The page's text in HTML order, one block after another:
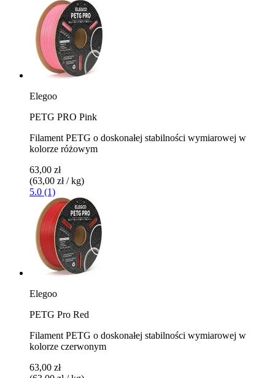
Elegoo
PETG PRO Pink
Filament PETG o doskonałej stabilności wymiarowej w
kolorze różowym
63,00 zł
(63,00 zł / kg)
5.0 (1)
Elegoo
PETG Pro Red
Filament PETG o doskonałej stabilności wymiarowej w
kolorze czerwonym
63,00 zł